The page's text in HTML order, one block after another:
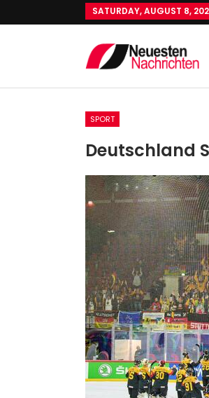
SATURDAY, AUGUST 8,
SPORT
Deutschland
CD35 Und
Corona?